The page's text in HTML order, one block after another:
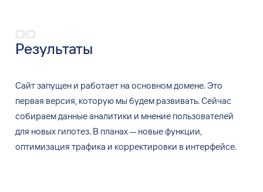
Результаты
Сайт запущен и работает на основном домене. Это
первая версия, которую мы будем развивать. Сейчас
собираем данные аналитики и мнение пользователей
для новых гипотез. В планах— новые функции,
оптимизация трафика и корректировки в интерфейсе.